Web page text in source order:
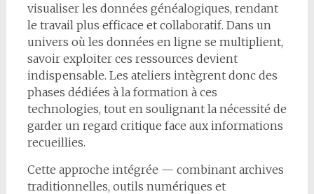
visualiser les données généalogiques, rendant
le travail plus efficace et collaboratif. Dans un
univers où les données en ligne se multiplient,
savoir exploiter ces ressources devient
indispensable. Les ateliers intègrent donc des
phases dédiées à la formation à ces
technologies, tout en soulignant la nécessité de
garder un regard critique face aux informations
recueillies.
Cette approche intégrée — combinant archives
traditionnelles, outils numériques et